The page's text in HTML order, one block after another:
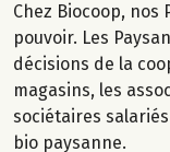
Chez Biocoop, nos
pouvoir. Les
décisions de la
magasins, les
sociétaires
bio paysanne.